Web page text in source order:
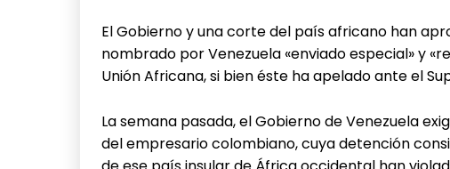
El Gobierno y una corte del país africano han
nombrado por Venezuela «enviado especial» y
Unión Africana, si bien éste ha apelado ante el
La semana pasada, el Gobierno de Venezuela
del empresario colombiano, cuya detención